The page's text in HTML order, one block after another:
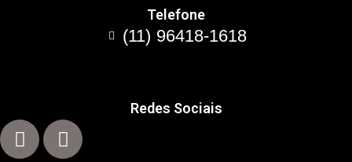
Telefone
(11) 96418-1618
Redes Sociais